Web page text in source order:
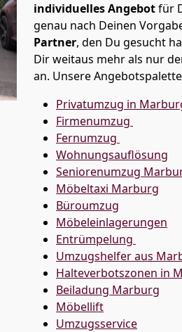
individuelles Angebotfür
genau nach Deinen
Partner, den Du gesucht
Dir weitaus mehr als nur
an. Unsere
Privatumzug in
Firmenumzug
Fernumzug
Wohnungsauflösung
Seniorenumzug
Möbeltaxi Marburg
Büroumzug
Möbeleinlagerungen
Entrümpelung
Umzugshelfer aus
Halteverbotszonen in
Beiladung Marburg
Möbellift
Umzugsservice